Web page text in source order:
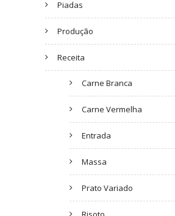
Piadas
Produção
Receita
Carne Branca
Carne Vermelha
Entrada
Massa
Prato Variado